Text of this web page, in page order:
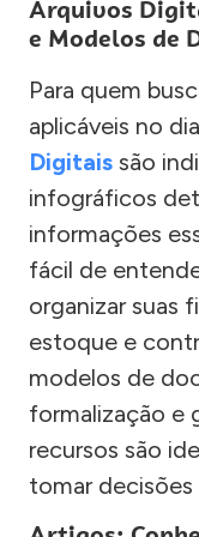
Arquivos
e Modelos de
Para quem
aplicáveis no
Digitais são
infográficos
informações
fácil de
organizar suas
estoque e
modelos de
formalização e
recursos são
tomar decisões